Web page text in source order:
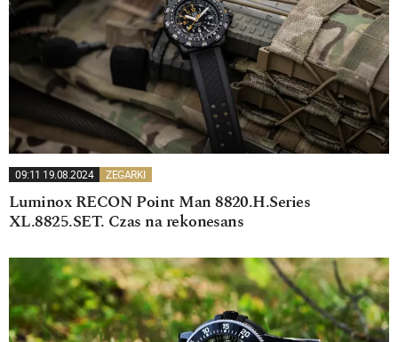
09:11 19.08.2024 ZEGARKI
Luminox RECON Point Man 8820.H.Series
XL.8825.SET. Czas na rekonesans